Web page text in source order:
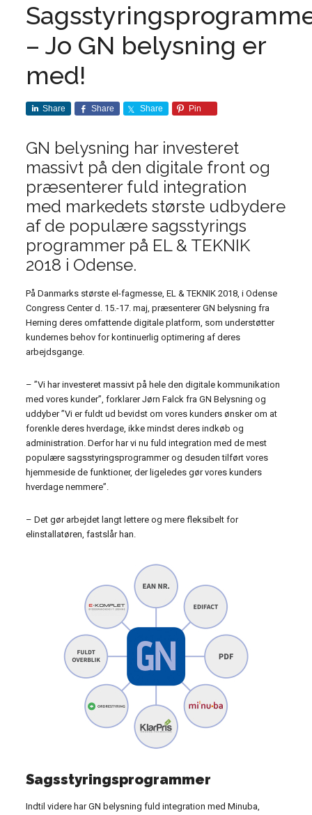
– Jo GN belysning er
med!
Share Share Share Pin
GN belysning har investeret
massivt på den digitale front og
præsenterer fuld integration
med markedets største udbydere
af de populære sagsstyrings
programmer på EL & TEKNIK
2018 i Odense.
På Danmarks største el-fagmesse, EL & TEKNIK 2018, i Odense
Congress Center d. 15.-17. maj, præsenterer GN belysning fra
Herning deres omfattende digitale platform, som understøtter
kundernes behov for kontinuerlig optimering af deres
arbejdsgange.
– ”Vi har investeret massivt på hele den digitale kommunikation
med vores kunder”, forklarer Jørn Falck fra GN Belysning og
uddyber ”Vi er fuldt ud bevidst om vores kunders ønsker om at
forenkle deres hverdage, ikke mindst deres indkøb og
administration. Derfor har vi nu fuld integration med de mest
populære sagsstyringsprogrammer og desuden tilført vores
hjemmeside de funktioner, der ligeledes gør vores kunders
hverdage nemmere”.
– Det gør arbejdet langt lettere og mere fleksibelt for
elinstallatøren, fastslår han.
Sagsstyringsprogrammer
Indtil videre har GN belysning fuld integration med Minuba,